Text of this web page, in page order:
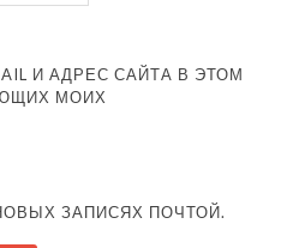
И АДРЕС САЙТА В ЭТОМ
МОИХ
ЗАПИСЯХ ПОЧТОЙ.